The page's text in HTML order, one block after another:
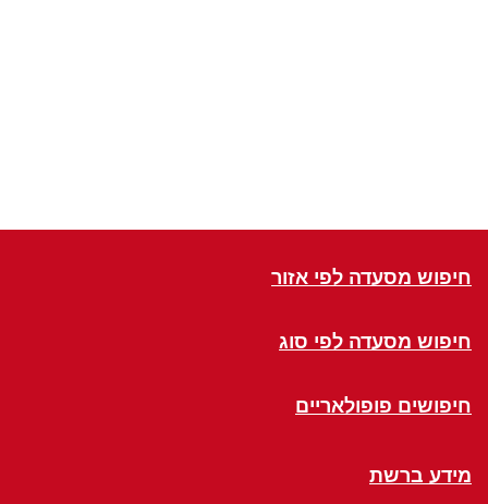
חיפוש מסעדה לפי אזור
חיפוש מסעדה לפי סוג
חיפושים פופולאריים
מידע ברשת